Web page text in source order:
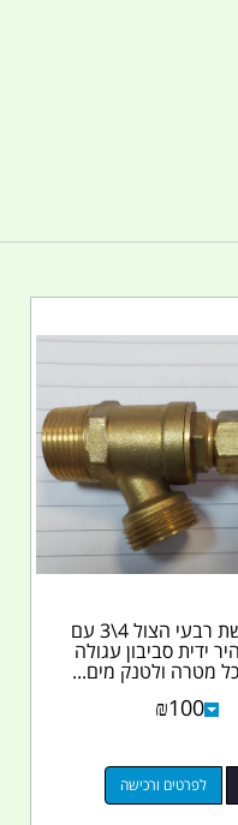
ברז שלושת רבעי הצול 4\3 עם
ידית סביבון עגולה
מטרה ולטנק מים...
₪100
לפרטים ורכישה